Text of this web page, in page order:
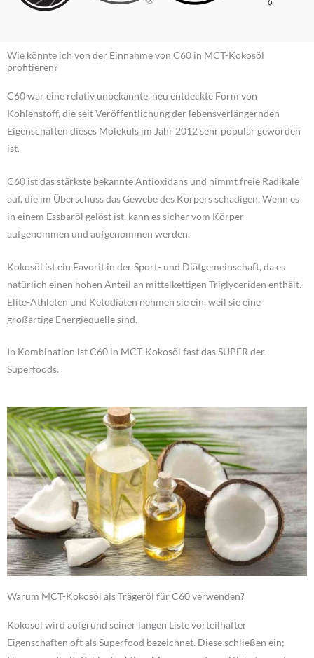
Wie könnte ich von der Einnahme von C60 in MCT-Kokosöl
profitieren?
C60 war eine relativ unbekannte, neu entdeckte Form von
Kohlenstoff, die seit Veröffentlichung der lebensverlängernden
Eigenschaften dieses Moleküls im Jahr 2012 sehr populär geworden
ist.
C60 ist das stärkste bekannte Antioxidans und nimmt freie Radikale
auf, die im Überschuss das Gewebe des Körpers schädigen. Wenn es
in einem Essbaröl gelöst ist, kann es sicher vom Körper
aufgenommen und aufgenommen werden.
Kokosöl ist ein Favorit in der Sport- und Diätgemeinschaft, da es
natürlich einen hohen Anteil an mittelkettigen Triglyceriden enthält.
Elite-Athleten und Ketodiäten nehmen sie ein, weil sie eine
großartige Energiequelle sind.
In Kombination ist C60 in MCT-Kokosöl fast das SUPER der
Superfoods.
Warum MCT-Kokosöl als Trägeröl für C60 verwenden?
Kokosöl wird aufgrund seiner langen Liste vorteilhafter
Eigenschaften oft als Superfood bezeichnet. Diese schließen ein;